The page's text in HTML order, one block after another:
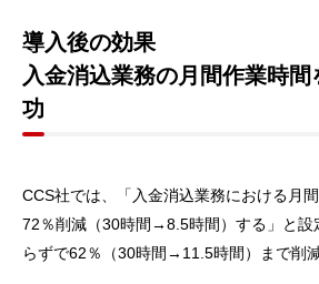
導入後の効果
入金消込業務の月間作業時
功
CCS社では、「入金消込業務における月
72％削減（30時間→8.5時間）する」と設
らずで62％（30時間→11.5時間）まで削